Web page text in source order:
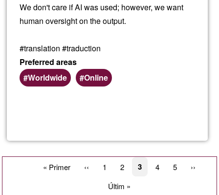
We don't care if AI was used; however, we want
human oversight on the output.
#translation #traduction
Preferred areas
Worldwide
Online
-
Pagination
First
« Primer
Previous
‹‹ Page
1 Page
2
Current
3 Page
4 Page
5
Next
››
Last
Últim »